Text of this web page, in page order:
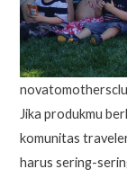
Jika produkmu
komunitas
harus sering-